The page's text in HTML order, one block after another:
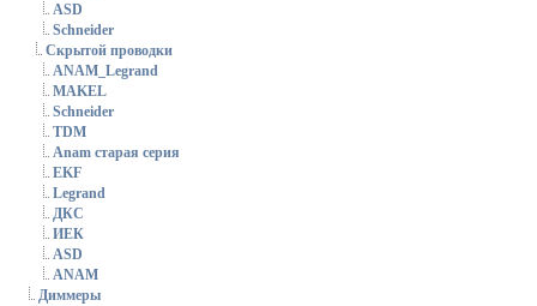
ASD
Schneider
Скрытой проводки
ANAM_Legrand
MAKEL
Schneider
TDM
Anam старая серия
EKF
Legrand
ДКС
ИЕК
ASD
ANAM
Диммеры